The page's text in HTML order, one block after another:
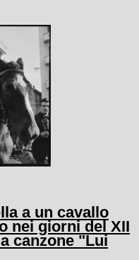
a un cavallo
nei giorni del XII
canzone "Lui